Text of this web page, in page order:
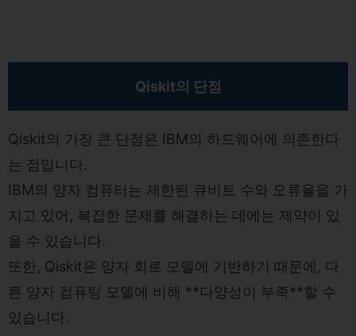
Qiskit의 단점
Qiskit의 가장 큰 단점은 IBM의 하드웨어에 의존한다
는 점입니다.
IBM의 양자 컴퓨터는 제한된 큐비트 수와 오류율을 가
지고 있어, 복잡한 문제를 해결하는 데에는 제약이 있
을 수 있습니다.
또한, Qiskit은 양자 회로 모델에 기반하기 때문에, 다
른 양자 컴퓨팅 모델에 비해 **다양성이 부족**할 수
있습니다.